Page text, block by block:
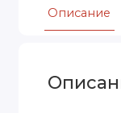
Описание